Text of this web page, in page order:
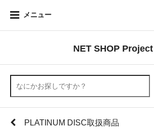
メニュー
NET SHOP Project
PLATINUM DISC取扱商品